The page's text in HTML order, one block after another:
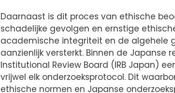
Daarnaast is dit proces van ethische
schadelijke gevolgen en ernstige
academische integriteit en de algehele
aanzienlijk versterkt. Binnen de Japanse
Institutional Review Board (IRB Japan)
vrijwel elk onderzoeksprotocol. Dit
ethische normen en Japanse